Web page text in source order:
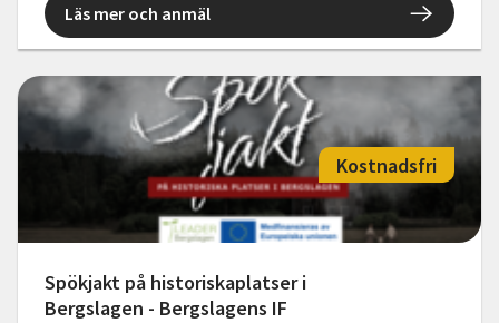
Läs mer och anmäl
Spökjakt på historiskaplatser i
Bergslagen - Bergslagens IF
Kostnadsfri